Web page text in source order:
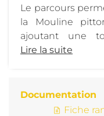
Le parcours
la Mouline
ajoutant une
Lire la suite
Documentation
Fiche